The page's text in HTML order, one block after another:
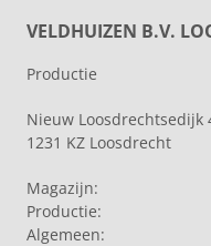
VELDHUIZEN B.V.
Productie
Nieuw Loosdrechtsedijk
1231 KZ Loosdrecht
Magazijn:
Productie:
Algemeen: